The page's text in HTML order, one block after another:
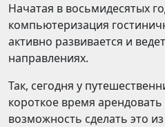
Начатая в восьмидесятых
компьютеризация
активно развивается и
направлениях.
Так, сегодня у
короткое время
возможность сделать это